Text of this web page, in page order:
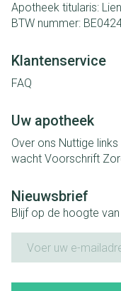
Apotheek titularis:
BTW nummer:
Klantenservice
FAQ
Uw apotheek
Over ons Nuttige links
wacht Voorschrift
Nieuwsbrief
Blijf op de hoogte